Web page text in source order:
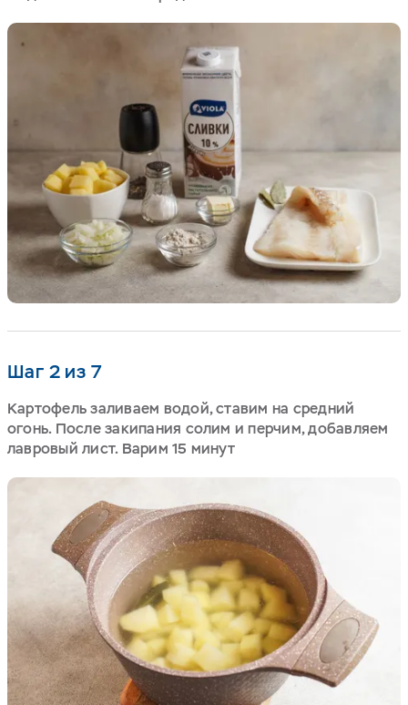
Шаг 2 из 7
Картофель заливаем водой, ставим на средний
огонь. После закипания солим и перчим, добавляем
лавровый лист. Варим 15 минут